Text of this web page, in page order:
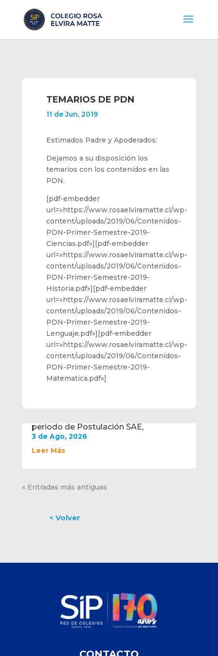
periodo de Postulación SAE,
3 de Ago, 2026
Leer Más
« Entradas más antiguas
TEMARIOS DE PDN
11 de Jun, 2019
Estimados Padre y Apoderados:
Dejamos a su disposición los
temarios con los contenidos en las
PDN.
[pdf-embedder
url=»https://www.rosaelviramatte.cl/wp-
content/uploads/2019/06/Contenidos-
PDN-Primer-Semestre-2019-
Ciencias.pdf»][pdf-embedder
url=»https://www.rosaelviramatte.cl/wp-
content/uploads/2019/06/Contenidos-
PDN-Primer-Semestre-2019-
Historia.pdf»][pdf-embedder
url=»https://www.rosaelviramatte.cl/wp-
content/uploads/2019/06/Contenidos-
PDN-Primer-Semestre-2019-
Lenguaje.pdf»][pdf-embedder
url=»https://www.rosaelviramatte.cl/wp-
content/uploads/2019/06/Contenidos-
PDN-Primer-Semestre-2019-
Matematica.pdf»]